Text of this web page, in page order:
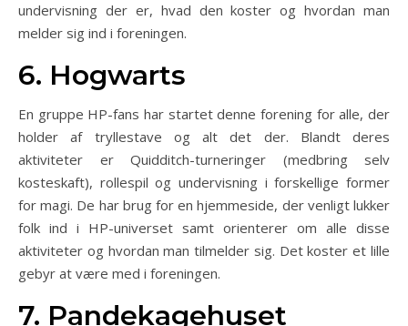
undervisning der er, hvad den koster og hvordan man
melder sig ind i foreningen.
6. Hogwarts
En gruppe HP-fans har startet denne forening for alle, der
holder af tryllestave og alt det der. Blandt deres
aktiviteter er Quidditch-turneringer (medbring selv
kosteskaft), rollespil og undervisning i forskellige former
for magi. De har brug for en hjemmeside, der venligt lukker
folk ind i HP-universet samt orienterer om alle disse
aktiviteter og hvordan man tilmelder sig. Det koster et lille
gebyr at være med i foreningen.
7. Pandekagehuset